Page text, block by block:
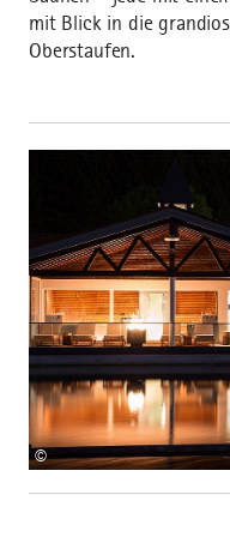
mit Blick in die
Oberstaufen.
©